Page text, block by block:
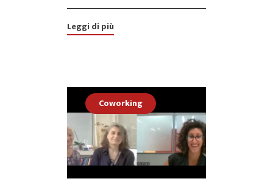
Leggi di più
Coworking